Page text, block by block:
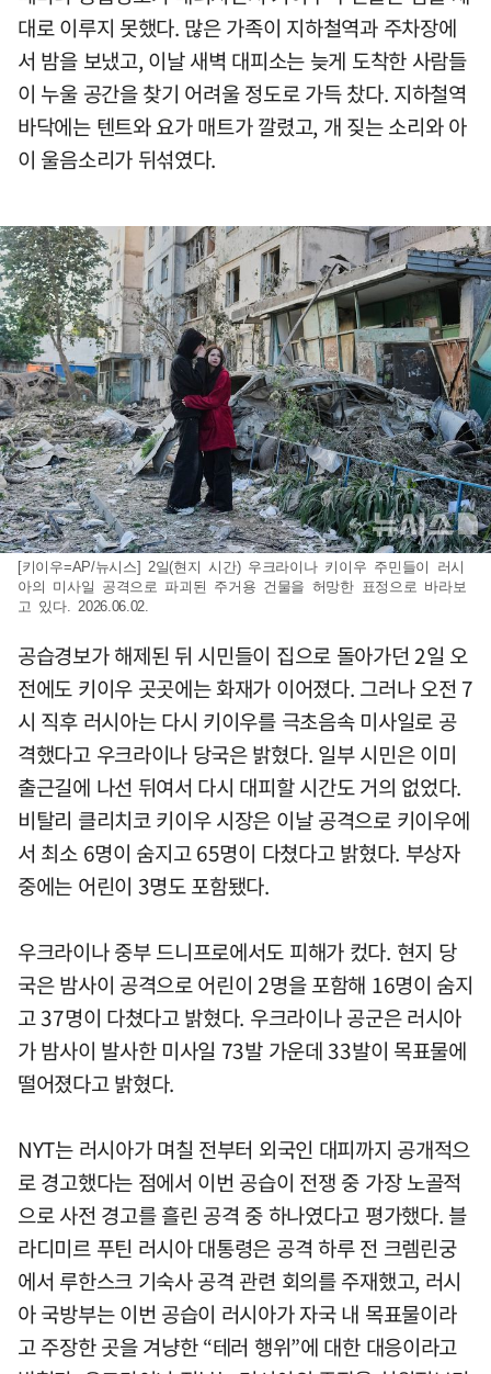
대로 이루지 못했다. 많은 가족이 지하철역과 주차장에
서 밤을 보냈고, 이날 새벽 대피소는 늦게 도착한 사람들
이 누울 공간을 찾기 어려울 정도로 가득 찼다. 지하철역
바닥에는 텐트와 요가 매트가 깔렸고, 개 짖는 소리와 아
이 울음소리가 뒤섞였다.
[키이우=AP/뉴시스] 2일(현지 시간) 우크라이나 키이우 주민들이 러시
아의 미사일 공격으로 파괴된 주거용 건물을 허망한 표정으로 바라보
고 있다. 2026.06.02.
공습경보가 해제된 뒤 시민들이 집으로 돌아가던 2일 오
전에도 키이우 곳곳에는 화재가 이어졌다. 그러나 오전 7
시 직후 러시아는 다시 키이우를 극초음속 미사일로 공
격했다고 우크라이나 당국은 밝혔다. 일부 시민은 이미
출근길에 나선 뒤여서 다시 대피할 시간도 거의 없었다.
비탈리 클리치코 키이우 시장은 이날 공격으로 키이우에
서 최소 6명이 숨지고 65명이 다쳤다고 밝혔다. 부상자
중에는 어린이 3명도 포함됐다.
우크라이나 중부 드니프로에서도 피해가 컸다. 현지 당
국은 밤사이 공격으로 어린이 2명을 포함해 16명이 숨지
고 37명이 다쳤다고 밝혔다. 우크라이나 공군은 러시아
가 밤사이 발사한 미사일 73발 가운데 33발이 목표물에
떨어졌다고 밝혔다.
NYT는 러시아가 며칠 전부터 외국인 대피까지 공개적으
로 경고했다는 점에서 이번 공습이 전쟁 중 가장 노골적
으로 사전 경고를 흘린 공격 중 하나였다고 평가했다. 블
라디미르 푸틴 러시아 대통령은 공격 하루 전 크렘린궁
에서 루한스크 기숙사 공격 관련 회의를 주재했고, 러시
아 국방부는 이번 공습이 러시아가 자국 내 목표물이라
고 주장한 곳을 겨냥한 “테러 행위”에 대한 대응이라고